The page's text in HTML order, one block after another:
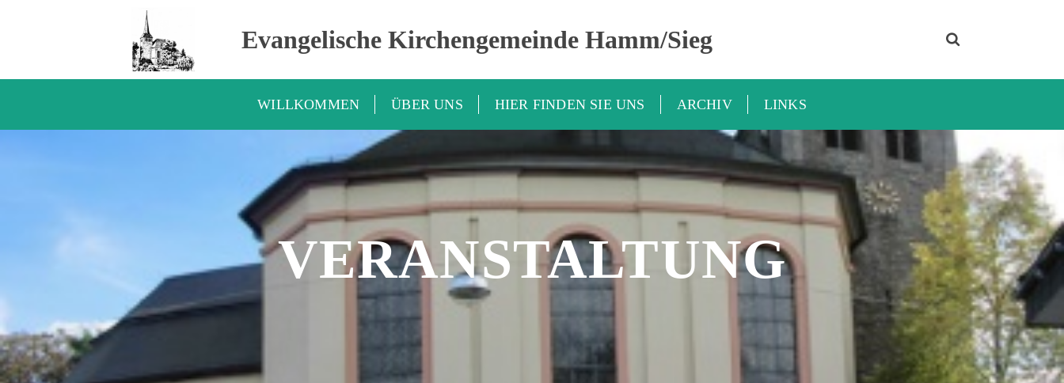
Evangelische Kirchengemeinde Hamm/Sieg
WILLKOMMEN ÜBER UNS HIER FINDEN SIE UNS ARCHIV LINKS
VERANSTALTUNG